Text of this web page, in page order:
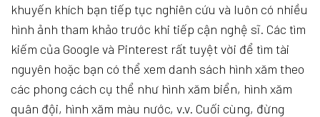
khuyến khích bạn tiếp tục nghiên cứu và luôn có nhiều
hình ảnh tham khảo trước khi tiếp cận nghệ sĩ. Các tìm
kiếm của Google và Pinterest rất tuyệt vời để tìm tài
nguyên hoặc bạn có thể xem danh sách hình xăm theo
các phong cách cụ thể như hình xăm biển, hình xăm
quân đội, hình xăm màu nước, v.v. Cuối cùng, đừng